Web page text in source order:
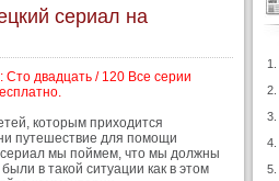
сериал на
двадцать / 120 Все серии
которым приходится
путешествие для помощи
мы поймем, что мы должны
в такой ситуации как в этом